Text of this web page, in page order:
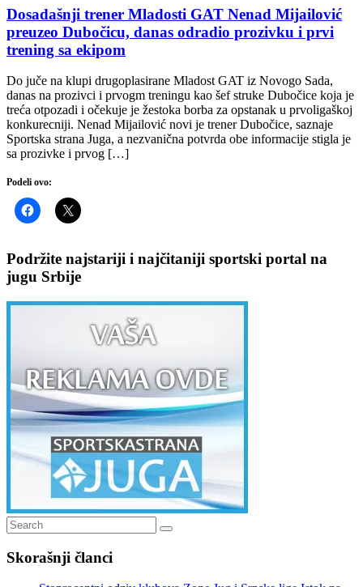
Dosadašnji trener Mladosti GAT Nenad Mijailović
preuzeo Dubočicu, danas odradio prozivku i prvi
trening sa ekipom
Do juče na klupi drugoplasirane Mladost GAT iz Novogo Sada,
danas na prozivci i prvogm treningu kao šef struke Dubočice koja je
treća otpozadi i očekuje je žestoka borba za opstanak u prvoligaškoj
konkurecniji. Nenad Mijailović novi je trener Dubočice, saznaje
Sportska strana Juga, a nezvanična potvrda obe informacije stigla je
sa prozivke i prvog […]
Podeli ovo:
Podržite najstariji i najčitaniji sportski portal na
jugu Srbije
Search
for:
Search
Skorašnji članci